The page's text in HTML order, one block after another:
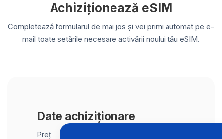
Achiziționează eSIM
Completează formularul de mai jos și vei primi automat pe e-
mail toate setările necesare activării noului tău eSIM.
Date achiziționare
Preț